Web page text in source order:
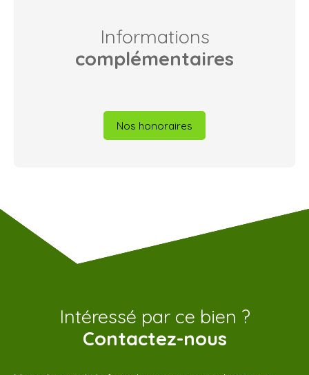
Informations
complémentaires
Nos honoraires
Intéressé par ce bien ?
Contactez-nous